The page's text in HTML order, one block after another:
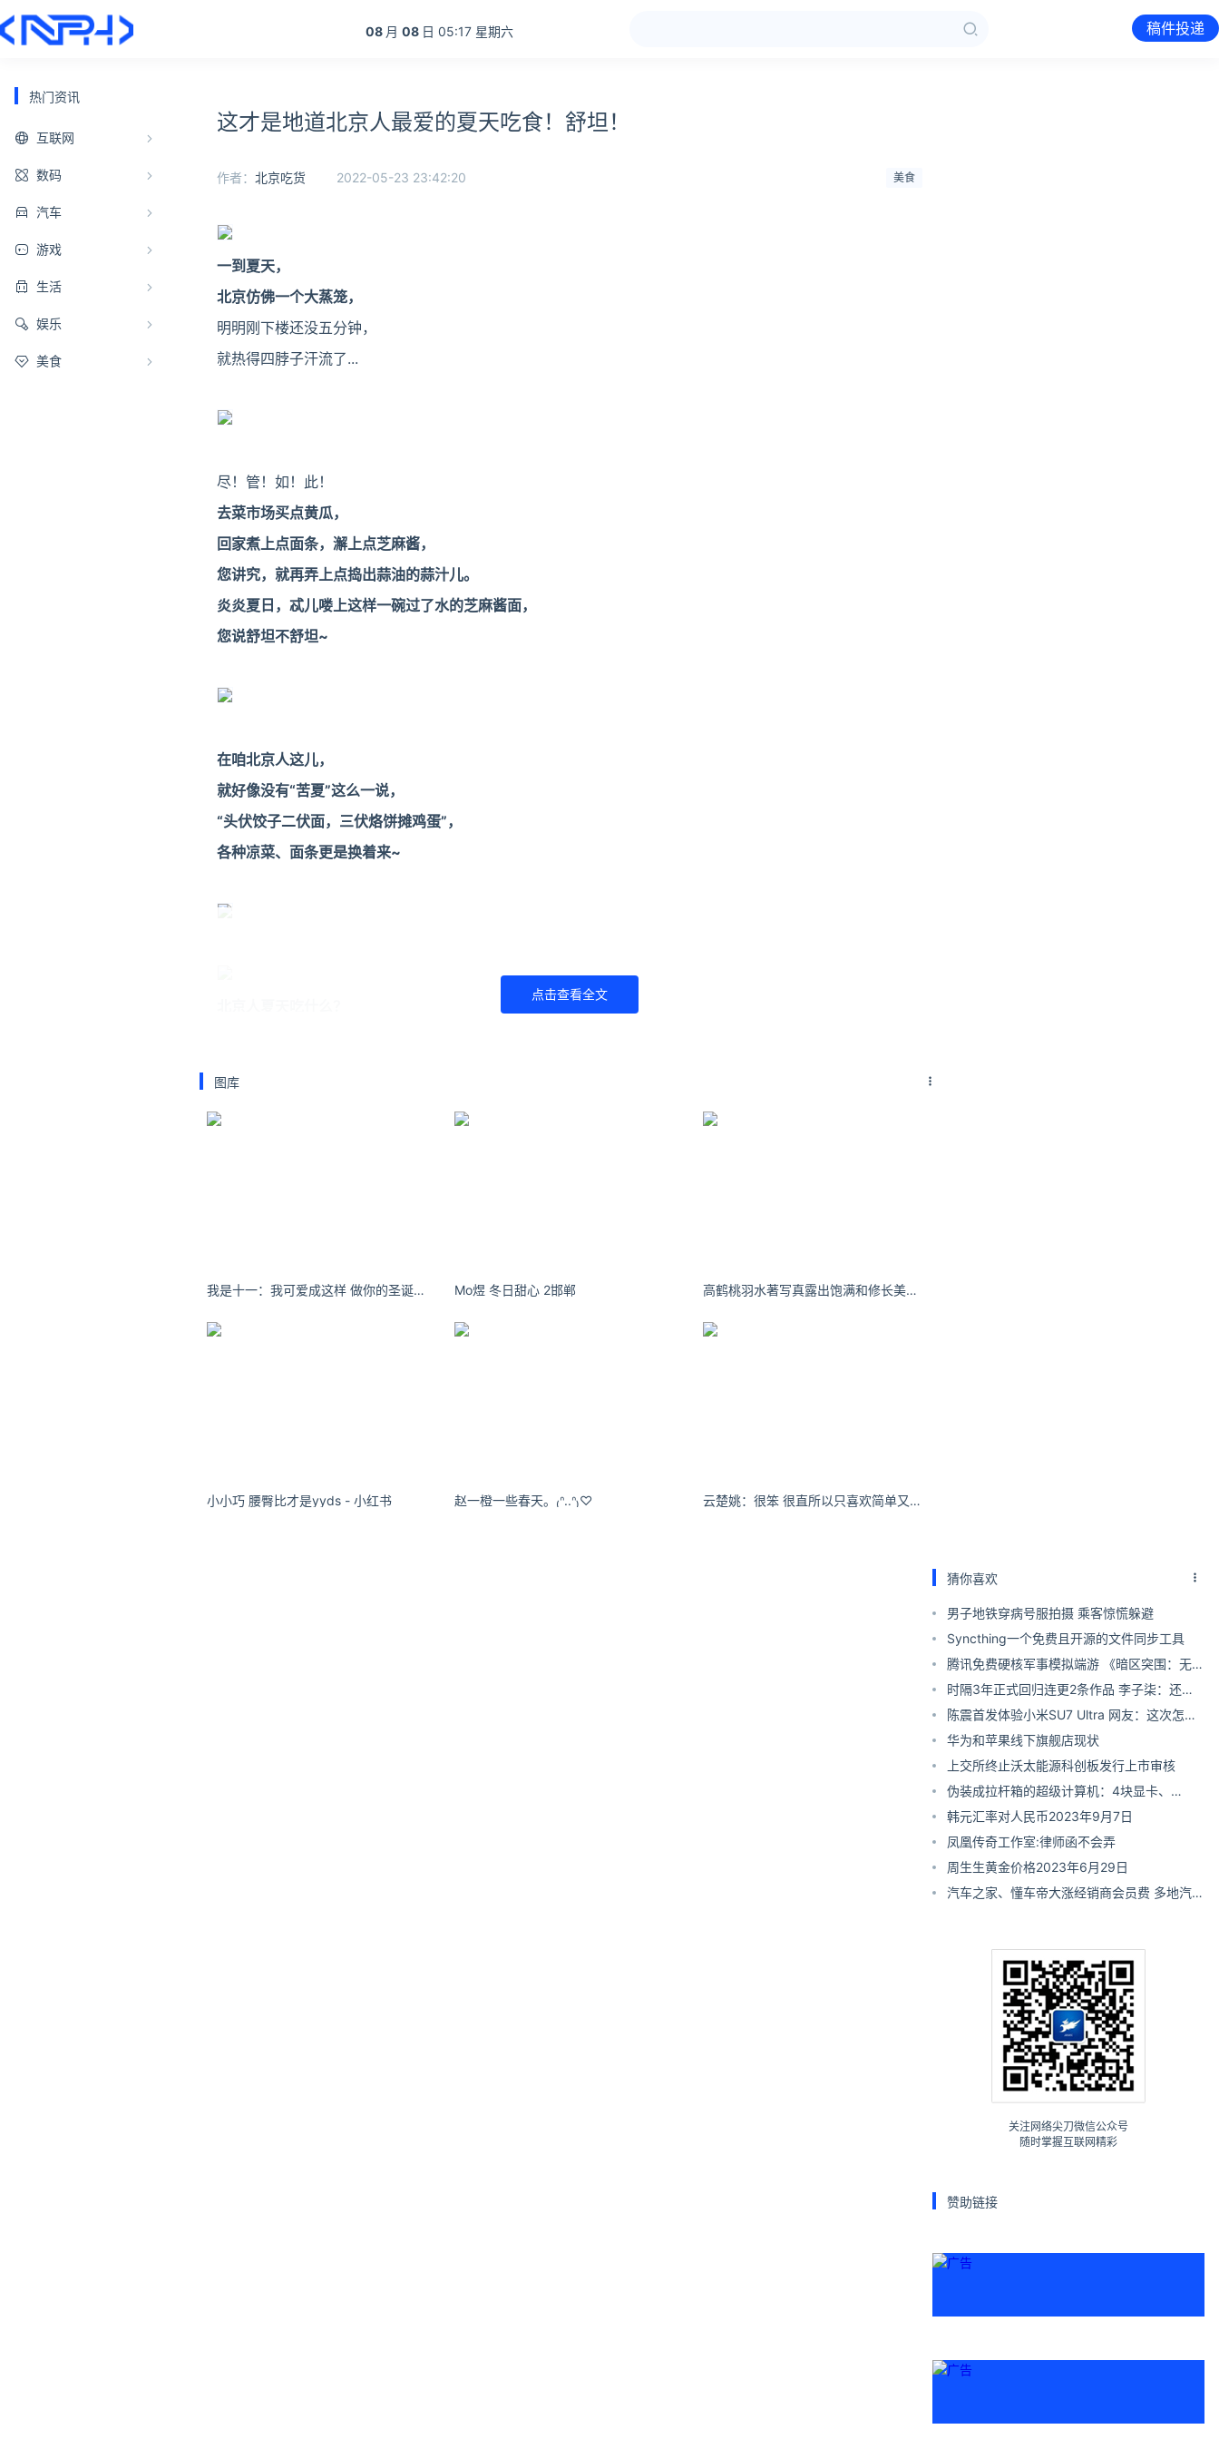
08 月 08 日 05:17 星期六 稿件投递
热门资讯
互联网
数码
汽车
游戏
生活
娱乐
美食
这才是地道北京人最爱的夏天吃食！舒坦！
美食
作者： 北京吃货 2022-05-23 23:42:20
一到夏天，
北京仿佛一个大蒸笼，
明明刚下楼还没五分钟，
就热得四脖子汗流了...
尽！管！如！此！
去菜市场买点黄瓜，
回家煮上点面条，澥上点芝麻酱，
您讲究，就再弄上点捣出蒜油的蒜汁儿。
炎炎夏日， 忒儿喽上这样一碗过了水的芝麻酱面，
您说舒坦不舒坦~
在咱北京人这儿，
就好像没有“苦夏”这么一说，
“头伏饺子二伏面，三伏烙饼摊鸡蛋”，
各种凉菜、面条更是换着来~
1.饺子
4.三合油
点击查看全文
图库
我是十一：我可爱成这样 做你的圣诞礼物好不好 Mo煜 冬日甜心 2邯郸 ​​​​ 高鹤桃羽水著写真露出饱满和修长美腿！
小小巧 腰臀比才是yyds - 小红书 赵一橙一些春天。₍ᐢ..ᐢ₎♡ 云楚姚：很笨 很直所以只喜欢简单又真诚的人#治愈系 #氛围感 #拍照 #随拍 #治愈系笑容
猜你喜欢
男子地铁穿病号服拍摄 乘客惊慌躲避
Syncthing一个免费且开源的文件同步工具
腾讯免费硬核军事模拟端游 《暗区突围：无
限》端游国服今日上线：GTX 960就能玩
时隔3年正式回归连更2条作品 李子柒：还有
存货正在剪
陈震首发体验小米SU7 Ultra 网友：这次怎么
一直夸
华为和苹果线下旗舰店现状
上交所终止沃太能源科创板发行上市审核
伪装成拉杆箱的超级计算机：4块显卡、
246TB硬盘、2500W电源
韩元汇率对人民币2023年9月7日
凤凰传奇工作室:律师函不会弄
周生生黄金价格2023年6月29日
汽车之家、懂车帝大涨经销商会员费 多地汽车
关注网络尖刀微信公众号
随时掌握互联网精彩
赞助链接